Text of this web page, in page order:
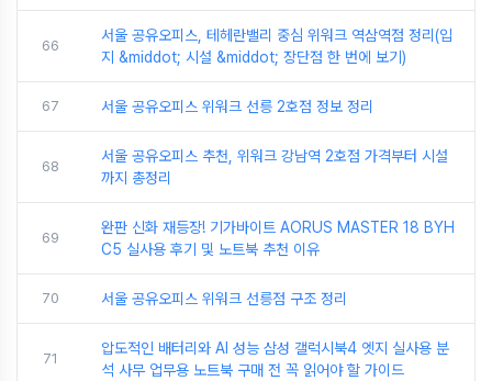
66
서울 공유오피스, 테헤란밸리 중심 위워크 역삼역점 정리(입
지 &middot; 시설 &middot; 장단점 한 번에 보기)
67 서울 공유오피스 위워크 선릉 2호점 정보 정리
68
서울 공유오피스 추천, 위워크 강남역 2호점 가격부터 시설
까지 총정리
69
완판 신화 재등장! 기가바이트 AORUS MASTER 18 BYH
C5 실사용 후기 및 노트북 추천 이유
70 서울 공유오피스 위워크 선릉점 구조 정리
71
압도적인 배터리와 AI 성능 삼성 갤럭시북4 엣지 실사용 분
석 사무 업무용 노트북 구매 전 꼭 읽어야 할 가이드